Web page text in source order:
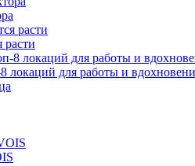
локаций для работы и